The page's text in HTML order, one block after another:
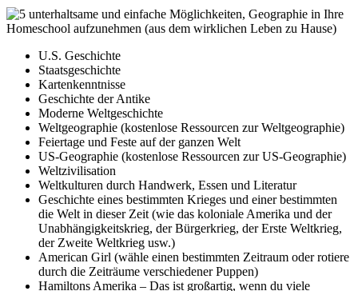
U.S. Geschichte
Staatsgeschichte
Kartenkenntnisse
Geschichte der Antike
Moderne Weltgeschichte
Weltgeographie (kostenlose Ressourcen zur Weltgeographie)
Feiertage und Feste auf der ganzen Welt
US-Geographie (kostenlose Ressourcen zur US-Geographie)
Weltzivilisation
Weltkulturen durch Handwerk, Essen und Literatur
Geschichte eines bestimmten Krieges und einer bestimmten
die Welt in dieser Zeit (wie das koloniale Amerika und der
Unabhängigkeitskrieg, der Bürgerkrieg, der Erste Weltkrieg,
der Zweite Weltkrieg usw.)
American Girl (wähle einen bestimmten Zeitraum oder rotiere
durch die Zeiträume verschiedener Puppen)
Hamiltons Amerika – Das ist großartig, wenn du viele